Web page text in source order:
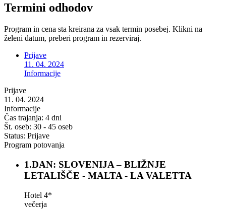
Termini odhodov
Program in cena sta kreirana za vsak termin posebej. Klikni na
želeni datum, preberi program in rezerviraj.
Prijave
11. 04. 2024
Informacije
Prijave
11. 04. 2024
Informacije
Čas trajanja: 4 dni
Št. oseb: 30 - 45 oseb
Status: Prijave
Program potovanja
1.DAN: SLOVENIJA – BLIŽNJE
LETALIŠČE - MALTA - LA VALETTA
Hotel 4*
večerja